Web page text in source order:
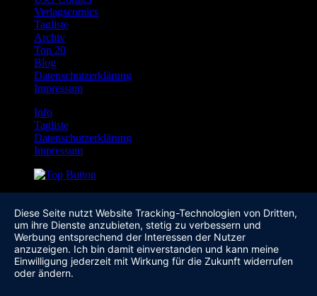
Verlagscomics
Tagliste
Archiv
Top 20
Blog
Datenschutzerklärung
Impressum
Info
Tagliste
Datenschutzerklärung
Impressum
Diese Seite nutzt Website Tracking-Technologien von Dritten,
um ihre Dienste anzubieten, stetig zu verbessern und
Werbung entsprechend der Interessen der Nutzer
anzuzeigen. Ich bin damit einverstanden und kann meine
Einwilligung jederzeit mit Wirkung für die Zukunft widerrufen
oder ändern.